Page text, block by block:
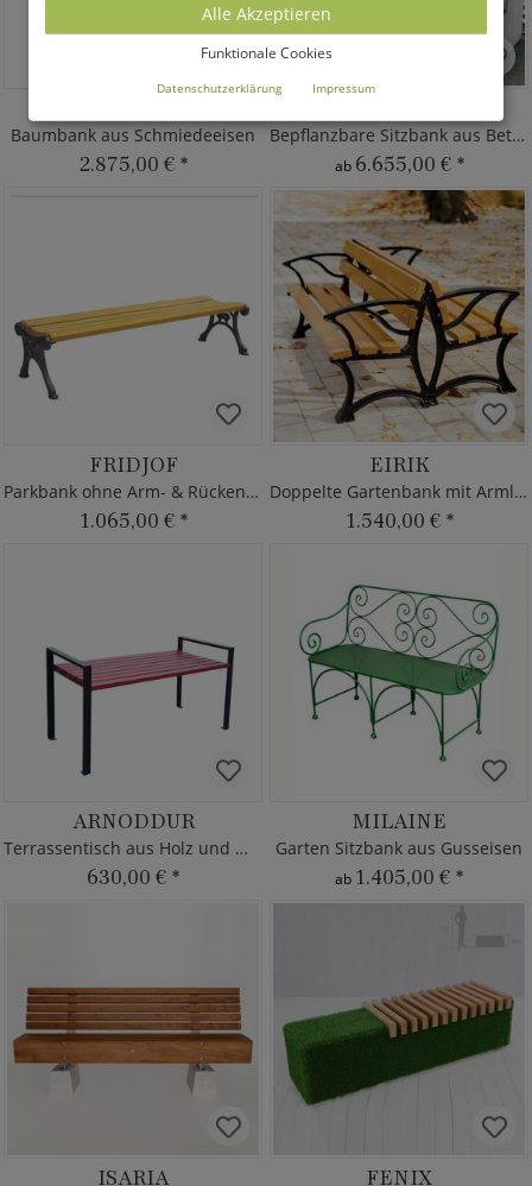
Baumbank aus Schmiedeeisen
2.875,00 € *
Bepflanzbare Sitzbank aus Beton
ab 6.655,00 € *
FRIDJOF
Parkbank ohne Arm- & Rückenlehne
1.065,00 € *
EIRIK
Doppelte Gartenbank mit Armlehne
1.540,00 € *
ARNODDUR
Terrassentisch aus Holz und Metall
630,00 € *
MILAINE
Garten Sitzbank aus Gusseisen
ab 1.405,00 € *
ISARIA FENIX
Alle Akzeptieren
Funktionale Cookies
Datenschutzerklärung Impressum